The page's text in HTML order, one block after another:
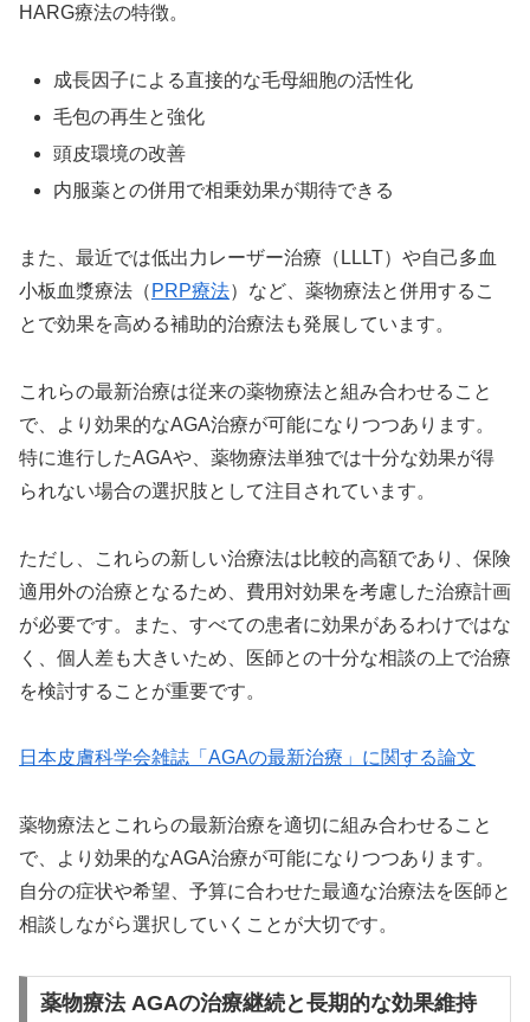
HARG療法の特徴。
成長因子による直接的な毛母細胞の活性化
毛包の再生と強化
頭皮環境の改善
内服薬との併用で相乗効果が期待できる
また、最近では低出力レーザー治療（LLLT）や自己多血
小板血漿療法（ PRP療法）など、薬物療法と併用するこ
とで効果を高める補助的治療法も発展しています。
これらの最新治療は従来の薬物療法と組み合わせること
で、より効果的なAGA治療が可能になりつつあります。
特に進行したAGAや、薬物療法単独では十分な効果が得
られない場合の選択肢として注目されています。
ただし、これらの新しい治療法は比較的高額であり、保険
適用外の治療となるため、費用対効果を考慮した治療計画
が必要です。また、すべての患者に効果があるわけではな
く、個人差も大きいため、医師との十分な相談の上で治療
を検討することが重要です。
日本皮膚科学会雑誌「AGAの最新治療」に関する論文
薬物療法とこれらの最新治療を適切に組み合わせること
で、より効果的なAGA治療が可能になりつつあります。
自分の症状や希望、予算に合わせた最適な治療法を医師と
相談しながら選択していくことが大切です。
薬物療法 AGAの治療継続と長期的な効果維持